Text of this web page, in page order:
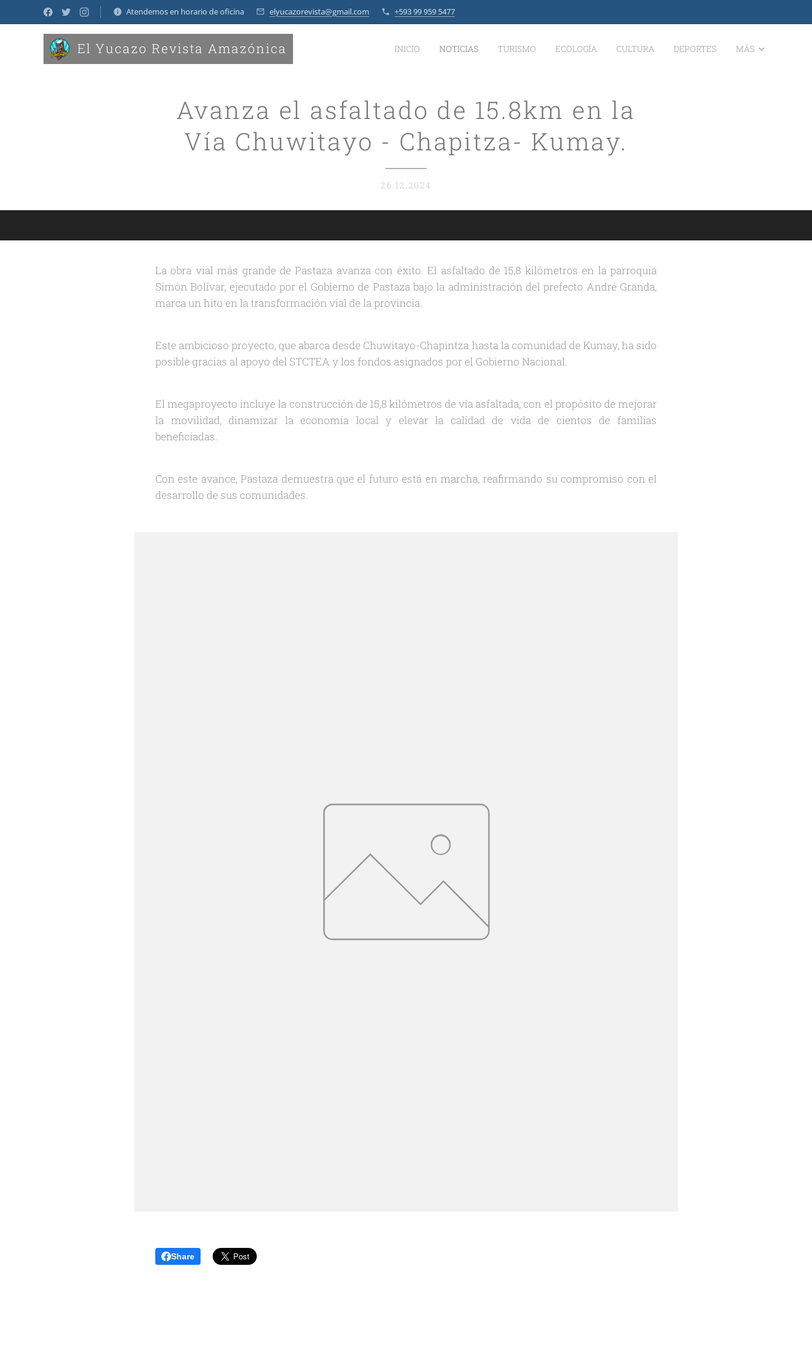
Atendemos en horario de oficina elyucazorevista@gmail.com +593 99 959 5477
El Yucazo Revista Amazónica INICIO NOTICIAS TURISMO ECOLOGÍA CULTURA DEPORTES MÁS
Avanza el asfaltado de 15.8km en la
Vía Chuwitayo - Chapitza- Kumay.
26.12.2024
La obra vial más grande de Pastaza avanza con éxito. El asfaltado de 15,8 kilómetros en la parroquia
Simón Bolívar, ejecutado por el Gobierno de Pastaza bajo la administración del prefecto André Granda,
marca un hito en la transformación vial de la provincia.
Este ambicioso proyecto, que abarca desde Chuwitayo-Chapintza hasta la comunidad de Kumay, ha sido
posible gracias al apoyo del STCTEA y los fondos asignados por el Gobierno Nacional.
El megaproyecto incluye la construcción de 15,8 kilómetros de vía asfaltada, con el propósito de mejorar
la movilidad, dinamizar la economía local y elevar la calidad de vida de cientos de familias
beneficiadas.
Con este avance, Pastaza demuestra que el futuro está en marcha, reafirmando su compromiso con el
desarrollo de sus comunidades.
Share